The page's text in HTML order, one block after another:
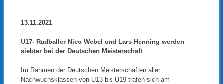
13.11.2021
U17- Radballer Nico Webel und Lars Henning werden
siebter bei der Deutschen Meisterschaft
Im Rahmen der Deutschen Meisterschaften aller
Nachwuchsklassen von U13 bis U19 trafen sich am